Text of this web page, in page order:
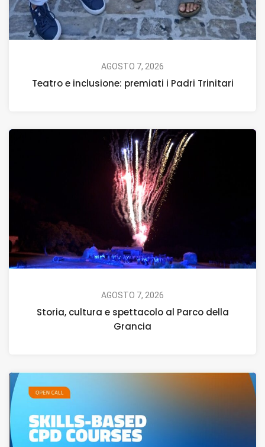
AGOSTO 7, 2026
Teatro e inclusione: premiati i Padri Trinitari
AGOSTO 7, 2026
Storia, cultura e spettacolo al Parco della
Grancia